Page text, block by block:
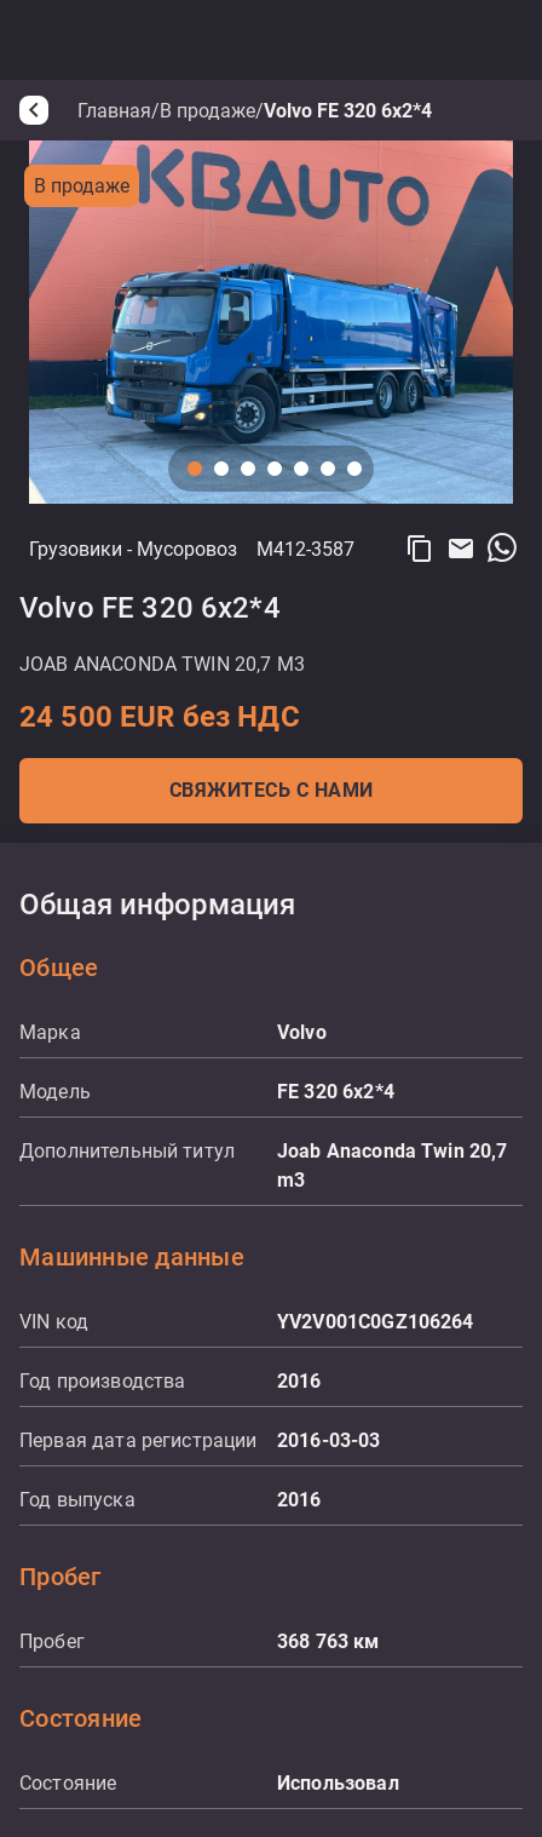
arrow_back_ios Главная/В продаже/Volvo FE 320 6x2*4
В продаже
Грузовики - Мусоровоз M412-3587 content_copy email
Volvo FE 320 6x2*4
JOAB ANACONDA TWIN 20,7 M3
24 500 EUR без НДС
СВЯЖИТЕСЬ С НАМИ
Общая информация
Общее
Марка Volvo
Модель FE 320 6x2*4
Дополнительный титул
Joab Anaconda Twin 20,7
m3
Машинные данные
VIN код YV2V001C0GZ106264
Год производства 2016
Первая дата регистрации 2016-03-03
Год выпуска 2016
Пробег
Пробег 368 763 км
Состояние
Состояние Использовал